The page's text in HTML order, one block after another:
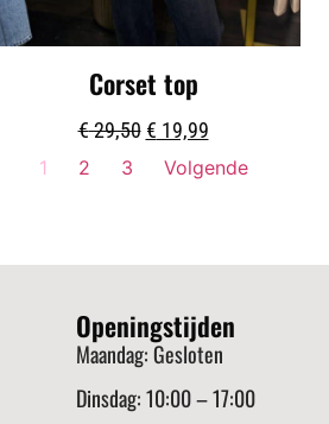
Corset top
€29,50 € 19,99
1 2 3 Volgende
Openingstijden
Maandag: Gesloten
Dinsdag: 10:00 – 17:00